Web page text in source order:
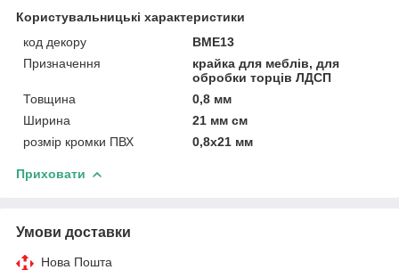
Користувальницькі характеристики
код декору
BME13
Призначення
крайка для меблів, для
обробки торців ЛДСП
Товщина
0,8 мм
Ширина
21 мм см
розмір кромки ПВХ
0,8х21 мм
Приховати
Умови доставки
Нова Пошта